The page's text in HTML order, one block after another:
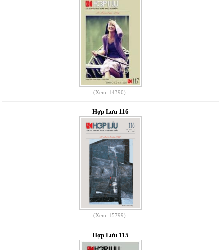
(Xem: 14390)
Hợp Lưu 116
(Xem: 15799)
Hợp Lưu 115